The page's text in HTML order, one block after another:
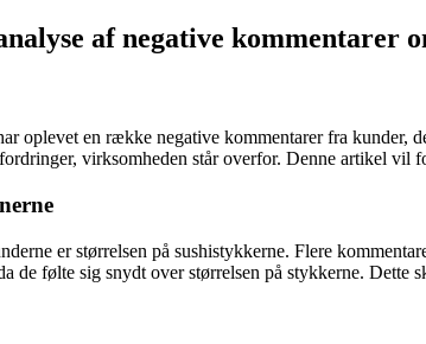
af negative kommentarer
oplevet en række negative kommentarer fra kunder,
virksomheden står overfor. Denne artikel vil
er størrelsen på sushistykkerne. Flere
de følte sig snydt over størrelsen på stykkerne. Dette